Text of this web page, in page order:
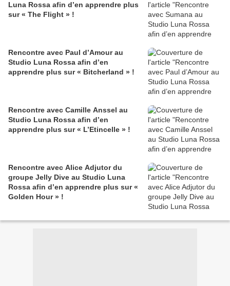
Luna Rossa afin d’en apprendre plus
sur « The Flight » !
Rencontre avec Paul d’Amour au
Studio Luna Rossa afin d’en
apprendre plus sur « Bitcherland » !
Rencontre avec Camille Anssel au
Studio Luna Rossa afin d’en
apprendre plus sur « L’Etincelle » !
Rencontre avec Alice Adjutor du
groupe Jelly Dive au Studio Luna
Rossa afin d’en apprendre plus sur «
Golden Hour » !